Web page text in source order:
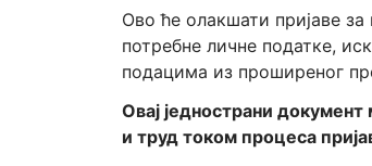
Ово ће олакшати пријаве
потребне личне податке,
подацима из проширеног
Овај једнострани
и труд током процеса